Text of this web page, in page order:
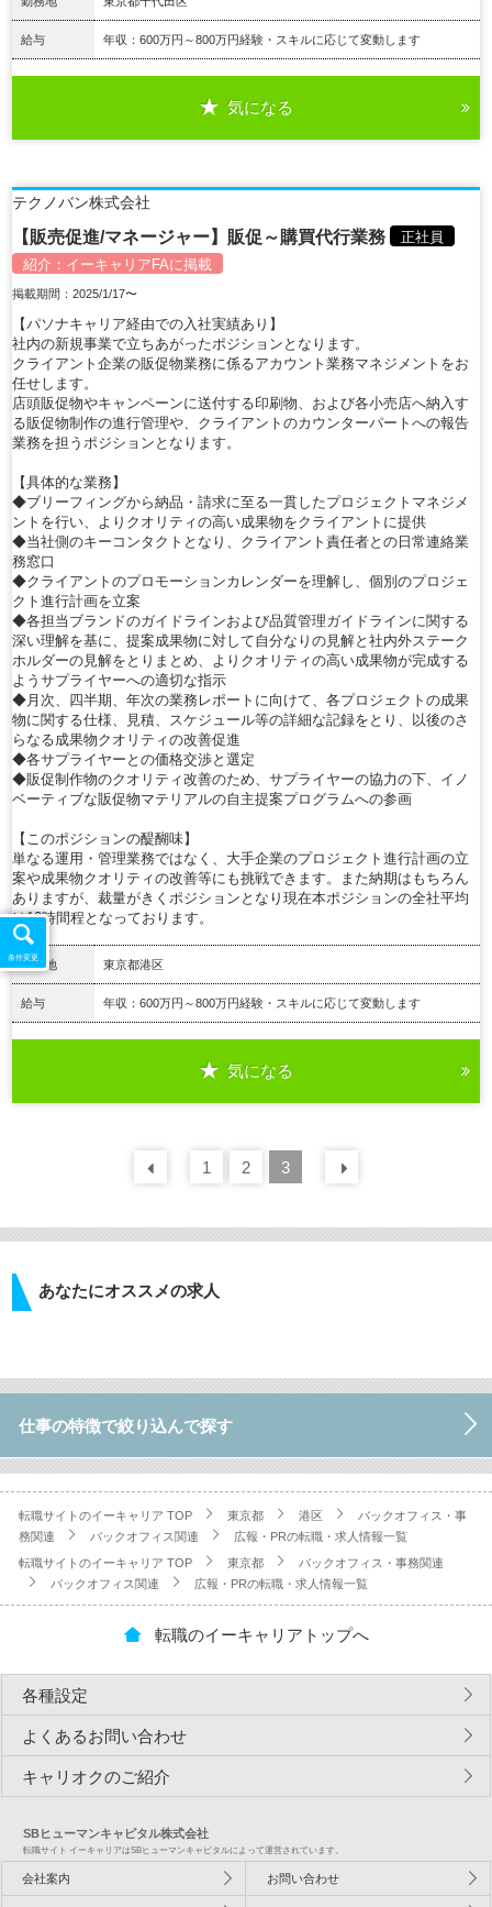
給与 年収：600万円～800万円経験・スキルに応じて変動します
気になる
テクノバン株式会社
【販売促進/マネージャー】販促～購買代行業務
正社員
紹介： イーキャリアFAに掲載
掲載期間：2025/1/17〜
【パソナキャリア経由での入社実績あり】
社内の新規事業で立ちあがったポジションとなります。
クライアント企業の販促物業務に係るアカウント業務マネジメントをお
任せします。
店頭販促物やキャンペーンに送付する印刷物、および各小売店へ納入す
る販促物制作の進行管理や、クライアントのカウンターパートへの報告
業務を担うポジションとなります。
【具体的な業務】
◆ブリーフィングから納品・請求に至る一貫したプロジェクトマネジメ
ントを行い、よりクオリティの高い成果物をクライアントに提供
◆当社側のキーコンタクトとなり、クライアント責任者との日常連絡業
務窓口
◆クライアントのプロモーションカレンダーを理解し、個別のプロジェ
クト進行計画を立案
◆各担当ブランドのガイドラインおよび品質管理ガイドラインに関する
深い理解を基に、提案成果物に対して自分なりの見解と社内外ステーク
ホルダーの見解をとりまとめ、よりクオリティの高い成果物が完成する
ようサプライヤーへの適切な指示
◆月次、四半期、年次の業務レポートに向けて、各プロジェクトの成果
物に関する仕様、見積、スケジュール等の詳細な記録をとり、以後のさ
らなる成果物クオリティの改善促進
◆各サプライヤーとの価格交渉と選定
◆販促制作物のクオリティ改善のため、サプライヤーの協力の下、イノ
ベーティブな販促物マテリアルの自主提案プログラムへの参画
【このポジションの醍醐味】
単なる運用・管理業務ではなく、大手企業のプロジェクト進行計画の立
案や成果物クオリティの改善等にも挑戦できます。また納期はもちろん
ありますが、裁量がきくポジションとなり現在本ポジションの全社平均
は10時間程となっております。
勤務地 東京都港区
給与 年収：600万円～800万円経験・スキルに応じて変動します
気になる
前の 30
1 2 3
あなたにオススメの求人
仕事の特徴で絞り込んで探す
転職サイトのイーキャリア TOP 東京都 港区
バックオフィス・事
務関連
バックオフィス関連 広報・PRの転職・求人情報一覧
転職サイトのイーキャリア TOP 東京都
バックオフィス・事務関連
バックオフィス関連
広報・PRの転職・求人情報一覧
条件変更
転職のイーキャリアトップへ
各種設定
よくあるお問い合わせ
キャリオクのご紹介
SBヒューマンキャピタル株式会社
転職サイト イーキャリアはSBヒューマンキャピタルによって運営されています。
会社案内 お問い合わせ